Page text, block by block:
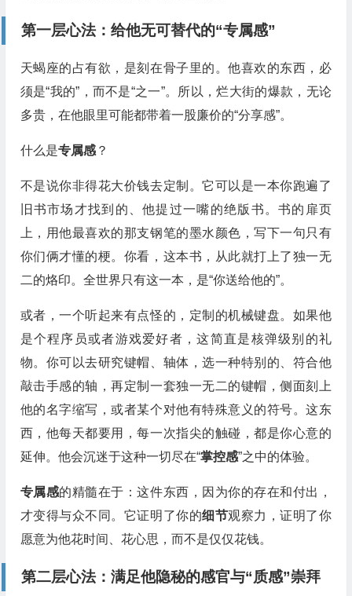
第一层心法：给他无可替代的“专属感”
天蝎座的占有欲，是刻在骨子里的。他喜欢的东西，必
须是“我的”，而不是“之一”。所以，烂大街的爆款，无论
多贵，在他眼里可能都带着一股廉价的“分享感”。
什么是专属感？
不是说你非得花大价钱去定制。它可以是一本你跑遍了
旧书市场才找到的、他提过一嘴的绝版书。书的扉页
上，用他最喜欢的那支钢笔的墨水颜色，写下一句只有
你们俩才懂的梗。你看，这本书，从此就打上了独一无
二的烙印。全世界只有这一本，是“你送给他的”。
或者，一个听起来有点怪的，定制的机械键盘。如果他
是个程序员或者游戏爱好者，这简直是核弹级别的礼
物。你可以去研究键帽、轴体，选一种特别的、符合他
敲击手感的轴，再定制一套独一无二的键帽，侧面刻上
他的名字缩写，或者某个对他有特殊意义的符号。这东
西，他每天都要用，每一次指尖的触碰，都是你心意的
延伸。他会沉迷于这种一切尽在“掌控感”之中的体验。
专属感的精髓在于：这件东西，因为你的存在和付出，
才变得与众不同。它证明了你的细节观察力，证明了你
愿意为他花时间、花心思，而不是仅仅花钱。
第二层心法：满足他隐秘的感官与“质感”崇拜